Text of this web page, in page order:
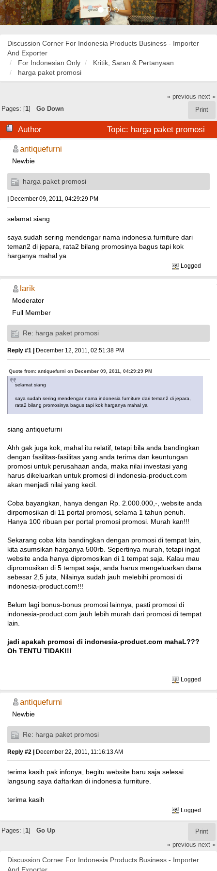
Discussion Corner For Indonesia Products Business - Importer
And Exporter
For Indonesian Only
Kritik, Saran & Pertanyaan
harga paket promosi
« previous next »
Print
Pages: [1] Go Down
Author
Topic: harga paket promosi
(Read 34887 times)
antiquefurni
Newbie
harga paket promosi
| December 09, 2011, 04:29:29 PM
selamat siang
saya sudah sering mendengar nama indonesia furniture dari
teman2 di jepara, rata2 bilang promosinya bagus tapi kok
harganya mahal ya
Logged
larik
Moderator
Full Member
Re: harga paket promosi
Reply #1 | December 12, 2011, 02:51:38 PM
Quote from: antiquefurni on December 09, 2011, 04:29:29 PM
selamat siang
saya sudah sering mendengar nama indonesia furniture dari teman2 di jepara,
rata2 bilang promosinya bagus tapi kok harganya mahal ya
siang antiquefurni
Ahh gak juga kok, mahal itu relatif, tetapi bila anda bandingkan
dengan fasilitas-fasilitas yang anda terima dan keuntungan
promosi untuk perusahaan anda, maka nilai investasi yang
harus dikeluarkan untuk promosi di indonesia-product.com
akan menjadi nilai yang kecil.
Coba bayangkan, hanya dengan Rp. 2.000.000,-, website anda
dirpomosikan di 11 portal promosi, selama 1 tahun penuh.
Hanya 100 ribuan per portal promosi promosi. Murah kan!!!
Sekarang coba kita bandingkan dengan promosi di tempat lain,
kita asumsikan harganya 500rb. Sepertinya murah, tetapi ingat
website anda hanya dipromosikan di 1 tempat saja. Kalau mau
dipromosikan di 5 tempat saja, anda harus mengeluarkan dana
sebesar 2,5 juta, Nilainya sudah jauh melebihi promosi di
indonesia-product.com!!!
Belum lagi bonus-bonus promosi lainnya, pasti promosi di
indonesia-product.com jauh lebih murah dari promosi di tempat
lain.
jadi apakah promosi di indonesia-product.com mahaL???
Oh TENTU TIDAK!!!
Logged
antiquefurni
Newbie
Re: harga paket promosi
Reply #2 | December 22, 2011, 11:16:13 AM
terima kasih pak infonya, begitu website baru saja selesai
langsung saya daftarkan di indonesia furniture.
terima kasih
Logged
Print
Pages: [1] Go Up
« previous next »
Discussion Corner For Indonesia Products Business - Importer
And Exporter